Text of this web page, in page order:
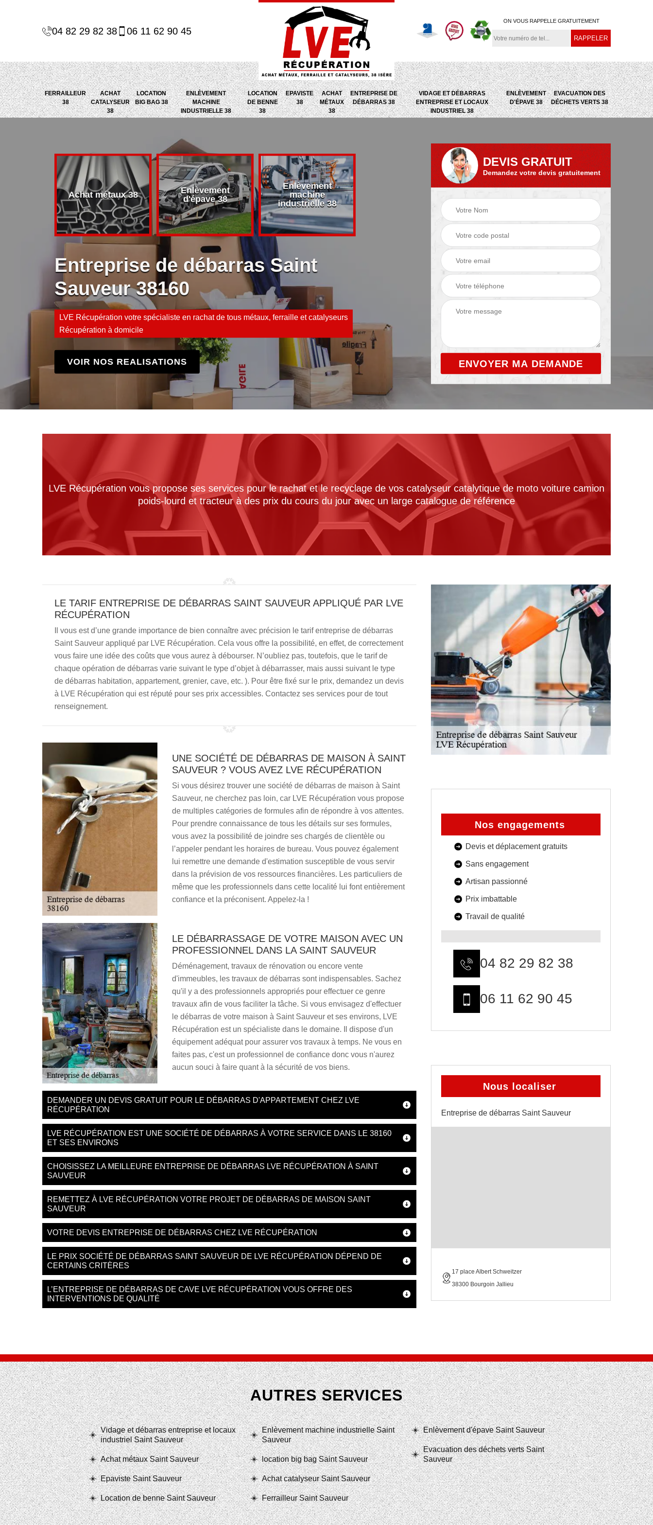
04 82 29 82 38 06 11 62 90 45
ON VOUS RAPPELLE GRATUITEMENT
FERRAILLEUR
38
ACHAT
CATALYSEUR
38
LOCATION
BIG BAG 38
ENLÈVEMENT
MACHINE
INDUSTRIELLE 38
LOCATION
DE BENNE
38
EPAVISTE
38
ACHAT
MÉTAUX
38
ENTREPRISE DE
DÉBARRAS 38
VIDAGE ET DÉBARRAS
ENTREPRISE ET LOCAUX
INDUSTRIEL 38
ENLÈVEMENT
D'ÉPAVE 38
EVACUATION DES
DÉCHETS VERTS 38
Achat métaux 38
Enlèvement
d'épave 38
Enlèvement
machine
industrielle 38
Entreprise de
Evacuation des
déchets verts 38
Entreprise de débarras Saint
Sauveur 38160
LVE Récupération votre spécialiste en rachat de tous métaux, ferraille et catalyseurs
Récupération à domicile
VOIR NOS REALISATIONS
DEVIS GRATUIT
Demandez votre devis gratuitement
LVE Récupération vous propose ses services pour le rachat et le recyclage de vos catalyseur catalytique de moto voiture camion
poids-lourd et tracteur à des prix du cours du jour avec un large catalogue de référence
LE TARIF ENTREPRISE DE DÉBARRAS SAINT SAUVEUR APPLIQUÉ PAR LVE
RÉCUPÉRATION
Il vous est d’une grande importance de bien connaître avec précision le tarif entreprise de débarras
Saint Sauveur appliqué par LVE Récupération. Cela vous offre la possibilité, en effet, de correctement
vous faire une idée des coûts que vous aurez à débourser. N’oubliez pas, toutefois, que le tarif de
chaque opération de débarras varie suivant le type d’objet à débarrasser, mais aussi suivant le type
de débarras habitation, appartement, grenier, cave, etc. ). Pour être fixé sur le prix, demandez un devis
à LVE Récupération qui est réputé pour ses prix accessibles. Contactez ses services pour de tout
renseignement.
UNE SOCIÉTÉ DE DÉBARRAS DE MAISON À SAINT
SAUVEUR ? VOUS AVEZ LVE RÉCUPÉRATION
Si vous désirez trouver une société de débarras de maison à Saint
Sauveur, ne cherchez pas loin, car LVE Récupération vous propose
de multiples catégories de formules afin de répondre à vos attentes.
Pour prendre connaissance de tous les détails sur ses formules,
vous avez la possibilité de joindre ses chargés de clientèle ou
l’appeler pendant les horaires de bureau. Vous pouvez également
lui remettre une demande d'estimation susceptible de vous servir
dans la prévision de vos ressources financières. Les particuliers de
même que les professionnels dans cette localité lui font entièrement
confiance et la préconisent. Appelez-la !
LE DÉBARRASSAGE DE VOTRE MAISON AVEC UN
PROFESSIONNEL DANS LA SAINT SAUVEUR
Déménagement, travaux de rénovation ou encore vente
d'immeubles, les travaux de débarras sont indispensables. Sachez
qu'il y a des professionnels appropriés pour effectuer ce genre
travaux afin de vous faciliter la tâche. Si vous envisagez d'effectuer
le débarras de votre maison à Saint Sauveur et ses environs, LVE
Récupération est un spécialiste dans le domaine. Il dispose d'un
équipement adéquat pour assurer vos travaux à temps. Ne vous en
faites pas, c'est un professionnel de confiance donc vous n'aurez
aucun souci à faire quant à la sécurité de vos biens.
DEMANDER UN DEVIS GRATUIT POUR LE DÉBARRAS D'APPARTEMENT CHEZ LVE
RÉCUPÉRATION
LVE RÉCUPÉRATION EST UNE SOCIÉTÉ DE DÉBARRAS À VOTRE SERVICE DANS LE 38160
ET SES ENVIRONS
CHOISISSEZ LA MEILLEURE ENTREPRISE DE DÉBARRAS LVE RÉCUPÉRATION À SAINT
SAUVEUR
REMETTEZ À LVE RÉCUPÉRATION VOTRE PROJET DE DÉBARRAS DE MAISON SAINT
SAUVEUR
VOTRE DEVIS ENTREPRISE DE DÉBARRAS CHEZ LVE RÉCUPÉRATION
LE PRIX SOCIÉTÉ DE DÉBARRAS SAINT SAUVEUR DE LVE RÉCUPÉRATION DÉPEND DE
CERTAINS CRITÈRES
L’ENTREPRISE DE DÉBARRAS DE CAVE LVE RÉCUPÉRATION VOUS OFFRE DES
INTERVENTIONS DE QUALITÉ
Nos engagements
Devis et déplacement gratuits
Sans engagement
Artisan passionné
Prix imbattable
Travail de qualité
04 82 29 82 38
06 11 62 90 45
Nous localiser
Entreprise de débarras Saint Sauveur
17 place Albert Schweitzer
38300 Bourgoin Jallieu
AUTRES SERVICES
Vidage et débarras entreprise et locaux
industriel Saint Sauveur
Achat métaux Saint Sauveur
Epaviste Saint Sauveur
Location de benne Saint Sauveur
Enlèvement machine industrielle Saint
Sauveur
location big bag Saint Sauveur
Achat catalyseur Saint Sauveur
Ferrailleur Saint Sauveur
Enlèvement d'épave Saint Sauveur
Evacuation des déchets verts Saint
Sauveur